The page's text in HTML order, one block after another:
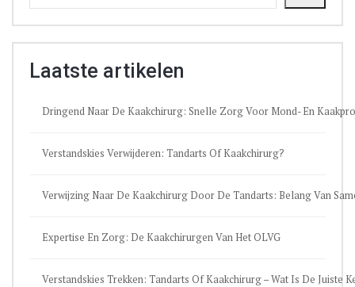
Laatste artikelen
Dringend Naar De Kaakchirurg: Snelle Zorg Voor Mond- En
Verstandskies Verwijderen: Tandarts Of Kaakchirurg?
Verwijzing Naar De Kaakchirurg Door De Tandarts: Belang Van
Expertise En Zorg: De Kaakchirurgen Van Het OLVG
Verstandskies Trekken: Tandarts Of Kaakchirurg – Wat Is De Juiste